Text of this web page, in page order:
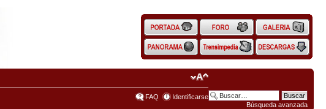
Búsqueda avanzada
FAQ Identificarse